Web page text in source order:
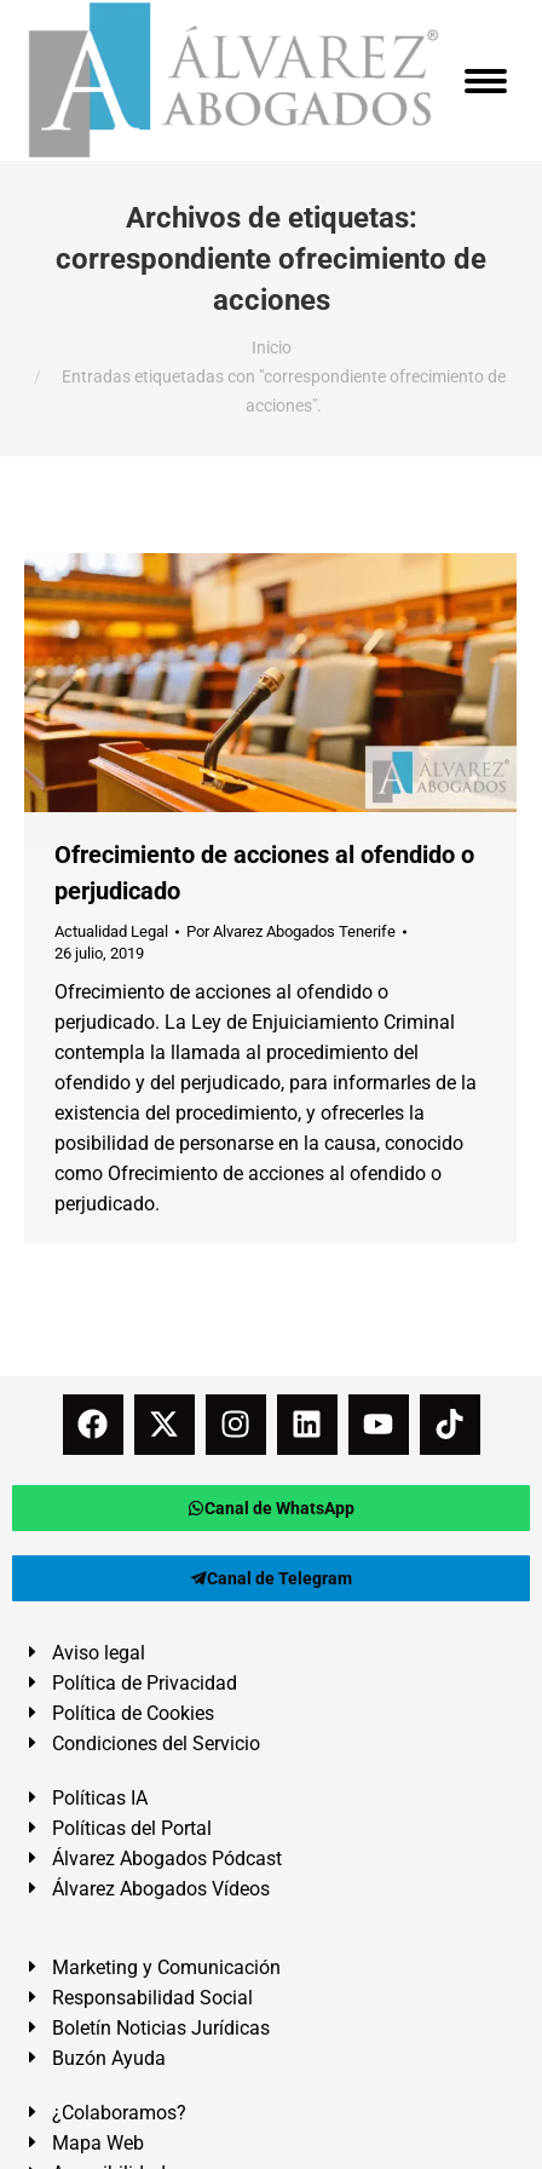
Archivos de etiquetas:
correspondiente ofrecimiento de
acciones
Inicio
Entradas etiquetadas con "correspondiente ofrecimiento de
acciones".
Ofrecimiento de acciones al ofendido o
perjudicado
Actualidad Legal PorAlvarez Abogados Tenerife
26 julio, 2019
Ofrecimiento de acciones al ofendido o
perjudicado. La Ley de Enjuiciamiento Criminal
contempla la llamada al procedimiento del
ofendido y del perjudicado, para informarles de la
existencia del procedimiento, y ofrecerles la
posibilidad de personarse en la causa, conocido
como Ofrecimiento de acciones al ofendido o
perjudicado.
Canal de WhatsApp
Canal de Telegram
Aviso legal
Política de Privacidad
Política de Cookies
Condiciones del Servicio
Políticas IA
Políticas del Portal
Álvarez Abogados Pódcast
Álvarez Abogados Vídeos
Marketing y Comunicación
Responsabilidad Social
Boletín Noticias Jurídicas
Buzón Ayuda
¿Colaboramos?
Mapa Web